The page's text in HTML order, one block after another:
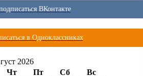
ВКонтакте
в Одноклассниках
2026
Чт Пт Сб Вс